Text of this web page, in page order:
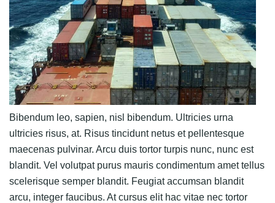
Bibendum leo, sapien, nisl bibendum. Ultricies urna
ultricies risus, at. Risus tincidunt netus et pellentesque
maecenas pulvinar. Arcu duis tortor turpis nunc, nunc est
blandit. Vel volutpat purus mauris condimentum amet tellus
scelerisque semper blandit. Feugiat accumsan blandit
arcu, integer faucibus. At cursus elit hac vitae nec tortor